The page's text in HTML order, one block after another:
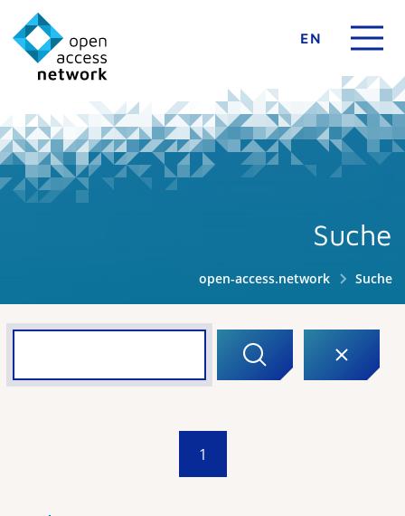
EN
Suche
open-access.network Suche
1